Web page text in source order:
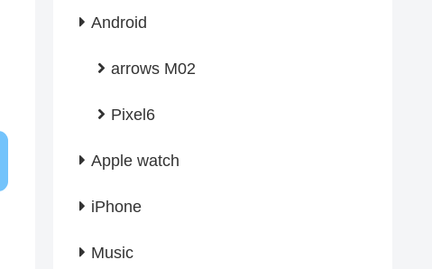
Android
arrows M02
Pixel6
Apple watch
iPhone
Music